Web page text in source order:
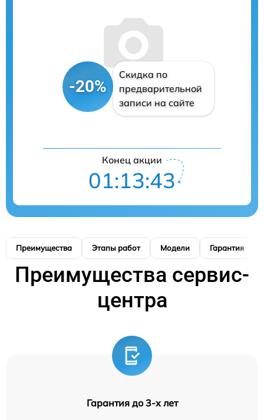
-20%
Скидка по
предварительной
записи на сайте
Конец акции
01:13:42
Преимущества Этапы работ Модели Гарантия
Преимущества сервис-
центра
Гарантия до 3-х лет